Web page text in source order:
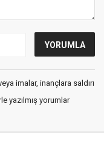
imalar, inançlara saldırı
yazılmış yorumlar